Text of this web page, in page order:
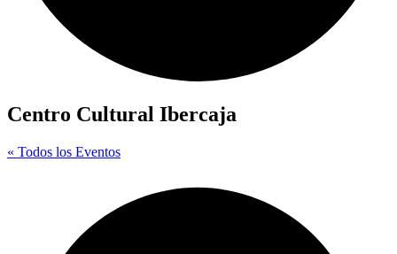
Centro Cultural Ibercaja
« Todos los Eventos